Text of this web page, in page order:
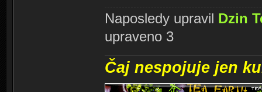
Naposledy upravil Dzin
upraveno 3
Čaj nespojuje jen